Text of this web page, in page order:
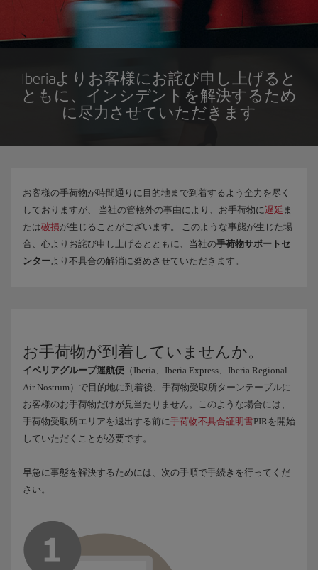
Iberiaよりお客様にお詫び申し上げると
ともに、インシデントを解決するため
に尽力させていただきます
お客様の手荷物が時間通りに目的地まで到着するよう全力を尽く
しておりますが、 当社の管轄外の事由により、お手荷物に遅延 ま
たは破損が生じることがございます。 このような事態が生じた場
合、心よりお詫び申し上げるとともに、当社の手荷物サポートセ
ンターより不具合の解消に努めさせていただきます。
お手荷物が到着していませんか。
イベリアグループ運航便 （Iberia、Iberia Express、Iberia Regional
Air Nostrum）で目的地に到着後、手荷物受取所ターンテーブルに
お客様のお手荷物だけが見当たりません。このような場合には、
手荷物受取所エリアを退出する前に手荷物不具合証明書PIRを開始
していただくことが必要です。
早急に事態を解決するためには、次の手順で手続きを行ってくだ
さい。